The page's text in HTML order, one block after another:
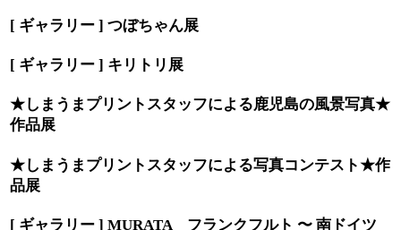
[ ギャラリー ] つぼちゃん展
[ ギャラリー ] キリトリ展
★しまうまプリントスタッフによる鹿児島の風景写真★
作品展
★しまうまプリントスタッフによる写真コンテスト★作
品展
[ ギャラリー ] MURATA フランクフルト 〜 南ドイツ